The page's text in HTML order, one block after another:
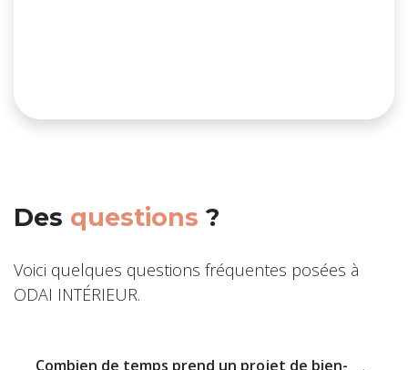
Combien de temps prend un projet de bien-
Des questions ?
Voici quelques questions fréquentes posées à
ODAI INTÉRIEUR.